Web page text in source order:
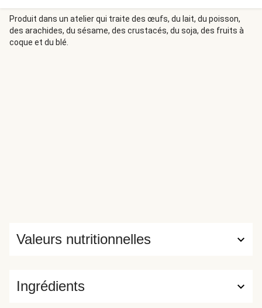
nourrit de harengs, d’anchois, de sprats et de maquereaux.
Produit dans un atelier qui traite des œufs, du lait, du poisson,
des arachides, du sésame, des crustacés, du soja, des fruits à
coque et du blé.
Ingrédients
Valeurs nutritionnelles